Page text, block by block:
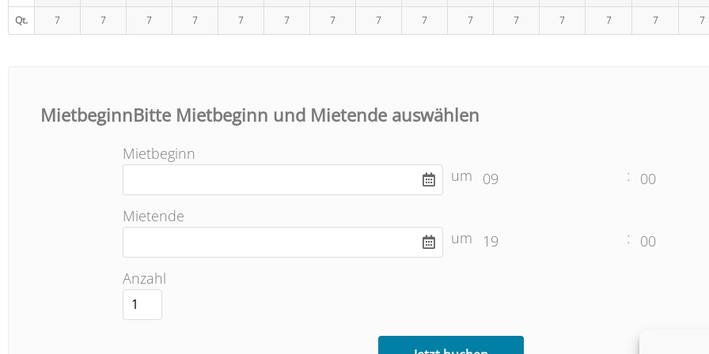
Qt. 7 7 7 7 7 7 7 7 7 7 7 7 7 7 7
MietbeginnBitte Mietbeginn und Mietende auswählen
Mietbeginn
um
09 :
00
Mietende
um
19 :
00
Anzahl